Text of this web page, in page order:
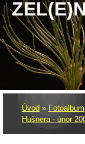
Úvod » Fotoalbum
Hušnera - únor